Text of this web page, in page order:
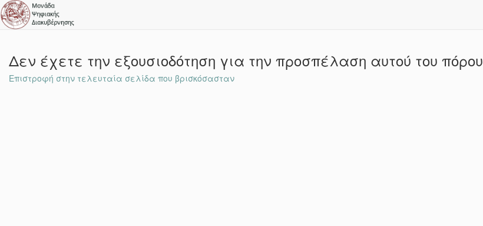
Δεν έχετε την εξουσιοδότηση για την προσπέλαση αυτού του πόρου
Επιστροφή στην τελευταία σελίδα που βρισκόσασταν